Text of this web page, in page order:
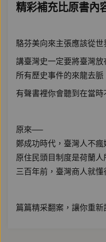
精彩補充比原書內
駱芬美向來主張應該從世
講臺灣史一定要將臺灣
所有歷史事件的來龍去脈
有聲書裡你會聽到在當時
原來──
鄭成功時代，臺灣人不瘋
原住民頭目制度是荷蘭人
三百年前，臺灣商人就
篇篇精采翻案，讓你重新